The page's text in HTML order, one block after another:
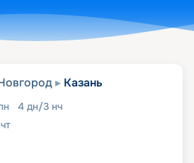
Казань
4 дн/3 нч
чт